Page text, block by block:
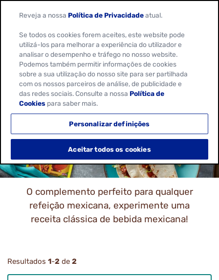
RECEITAS DE
SOBREMESAS
MEXICANAS
O complemento perfeito para qualquer
refeição mexicana, experimente uma
receita clássica de bebida mexicana!
Resultados 1-2 de 2
Reveja a nossa Política de Privacidadeatual.
Se todos os cookies forem aceites, este website pode
utilizá-los para melhorar a experiência do utilizador e
analisar o desempenho e tráfego no nosso website.
Podemos também permitir informações de cookies
sobre a sua utilização do nosso site para ser partilhada
com os nossos parceiros de análise, de publicidade e
das redes sociais. Consulte a nossa Política de
Cookies para saber mais.
Personalizar definições
Aceitar todos os cookies